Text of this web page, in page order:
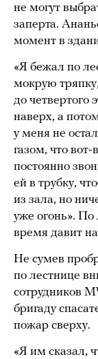
не могут
заперта.
момент в
«Я бежал по
мокрую
до четвертого
наверх, а
у меня не
газом, что
постоянно
ей в трубку,
из зала, но
уже огонь». По
время давит на
Не сумев
по лестнице
сотрудников
бригаду
пожар сверху.
«Я им сказал,